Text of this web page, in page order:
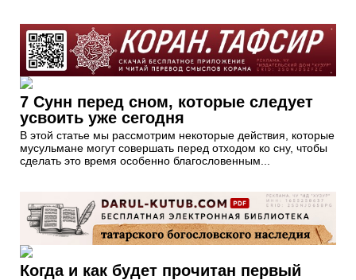
7 Сунн перед сном, которые следует
усвоить уже сегодня
В этой статье мы рассмотрим некоторые действия, которые
мусульмане могут совершать перед отходом ко сну, чтобы
сделать это время особенно благословенным...
Когда и как будет прочитан первый